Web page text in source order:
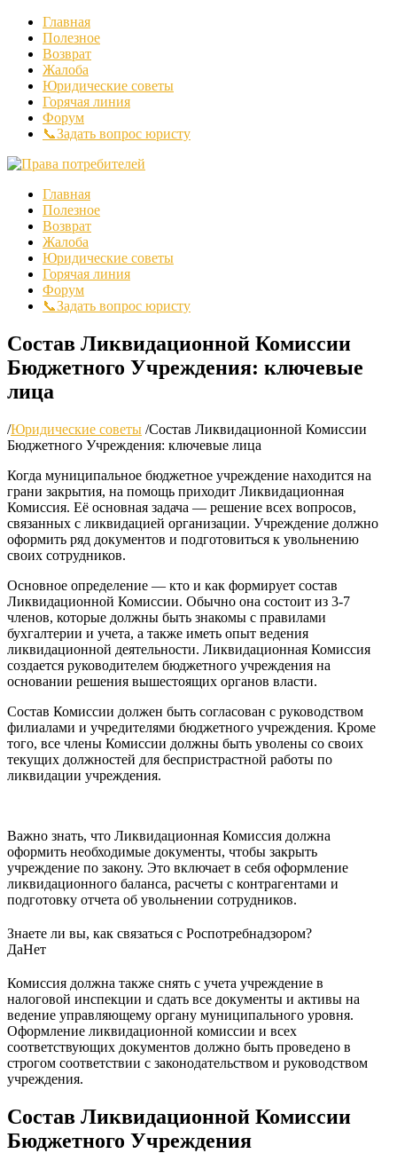
Главная
Полезное
Возврат
Жалоба
Юридические советы
Горячая линия
Форум
📞Задать вопрос юристу
Главная
Полезное
Возврат
Жалоба
Юридические советы
Горячая линия
Форум
📞Задать вопрос юристу
Состав Ликвидационной Комиссии
Бюджетного Учреждения: ключевые
лица
/Юридические советы /Состав Ликвидационной Комиссии
Бюджетного Учреждения: ключевые лица
Когда муниципальное бюджетное учреждение находится на
грани закрытия, на помощь приходит Ликвидационная
Комиссия. Её основная задача — решение всех вопросов,
связанных с ликвидацией организации. Учреждение должно
оформить ряд документов и подготовиться к увольнению
своих сотрудников.
Основное определение — кто и как формирует состав
Ликвидационной Комиссии. Обычно она состоит из 3-7
членов, которые должны быть знакомы с правилами
бухгалтерии и учета, а также иметь опыт ведения
ликвидационной деятельности. Ликвидационная Комиссия
создается руководителем бюджетного учреждения на
основании решения вышестоящих органов власти.
Состав Комиссии должен быть согласован с руководством
филиалами и учредителями бюджетного учреждения. Кроме
того, все члены Комиссии должны быть уволены со своих
текущих должностей для беспристрастной работы по
ликвидации учреждения.
Важно знать, что Ликвидационная Комиссия должна
оформить необходимые документы, чтобы закрыть
учреждение по закону. Это включает в себя оформление
ликвидационного баланса, расчеты с контрагентами и
подготовку отчета об увольнении сотрудников.
Знаете ли вы, как связаться с Роспотребнадзором?
ДаНет
Комиссия должна также снять с учета учреждение в
налоговой инспекции и сдать все документы и активы на
ведение управляющему органу муниципального уровня.
Оформление ликвидационной комиссии и всех
соответствующих документов должно быть проведено в
строгом соответствии с законодательством и руководством
учреждения.
Состав Ликвидационной Комиссии
Бюджетного Учреждения